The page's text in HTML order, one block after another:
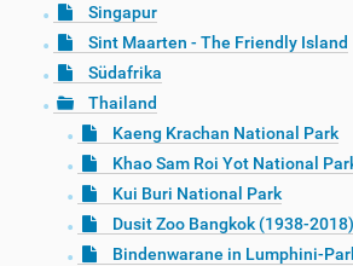
Singapur
Sint Maarten - The Friendly Island
Südafrika
Thailand
Kaeng Krachan National Park
Khao Sam Roi Yot National
Kui Buri National Park
Dusit Zoo Bangkok (1938-2018)
Bindenwarane in Lumphini-